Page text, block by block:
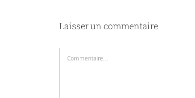
Laisser un commentaire